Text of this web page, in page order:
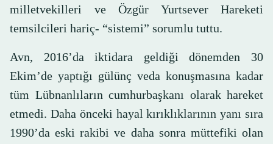
milletvekilleri ve Özgür Yurtsever Hareketi
temsilcileri hariç- “sistemi” sorumlu tuttu.
Avn, 2016’da iktidara geldiği dönemden 30
Ekim’de yaptığı gülünç veda konuşmasına kadar
tüm Lübnanlıların cumhurbaşkanı olarak hareket
etmedi. Daha önceki hayal kırıklıklarının yanı sıra
1990’da eski rakibi ve daha sonra müttefiki olan